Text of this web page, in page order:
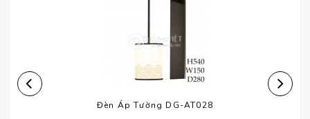
Đèn Áp Tường DG-AT028